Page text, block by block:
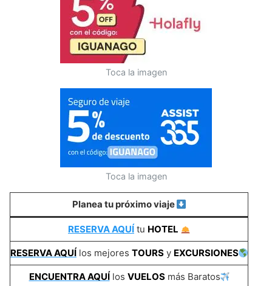
Toca la imagen
Toca la imagen
Planea tu próximo viaje
RESERVA AQUÍ tu HOTEL
RESERVA AQUÍ los mejores TOURS y EXCURSIONES
ENCUENTRA AQUÍlos VUELOSmás Baratos